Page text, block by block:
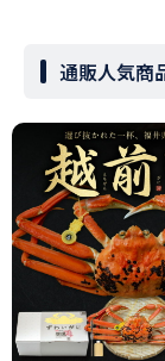
通販人気商